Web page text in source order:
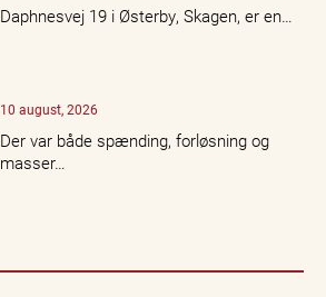
Daphnesvej 19 i Østerby, Skagen, er en…
10 august, 2026
Der var både spænding, forløsning og
masser…